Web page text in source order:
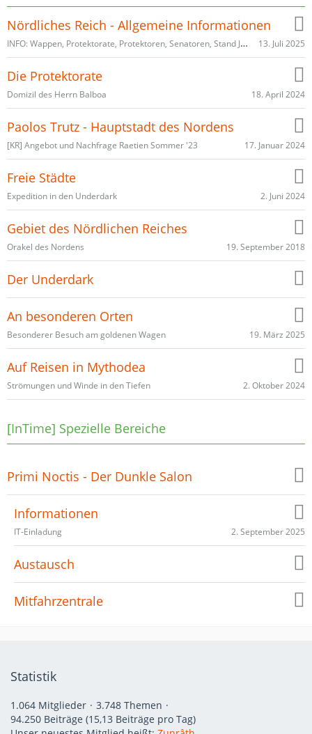
Nördliches Reich - Allgemeine Informationen
INFO: Wappen, Protektorate, Protektoren, Senatoren, Stand Juli 2025 13. Juli 2025
Die Protektorate
Domizil des Herrn Balboa 18. April 2024
Paolos Trutz - Hauptstadt des Nordens
[KR] Angebot und Nachfrage Raetien Sommer '23 17. Januar 2024
Freie Städte
Expedition in den Underdark 2. Juni 2024
Gebiet des Nördlichen Reiches
Orakel des Nordens 19. September 2018
Der Underdark
An besonderen Orten
Besonderer Besuch am goldenen Wagen 19. März 2025
Auf Reisen in Mythodea
Strömungen und Winde in den Tiefen 2. Oktober 2024
[InTime] Spezielle Bereiche
Primi Noctis - Der Dunkle Salon
Informationen
IT-Einladung 2. September 2025
Austausch
Mitfahrzentrale
Statistik
1.064 Mitglieder
3.748 Themen
94.250 Beiträge (15,13 Beiträge pro Tag)